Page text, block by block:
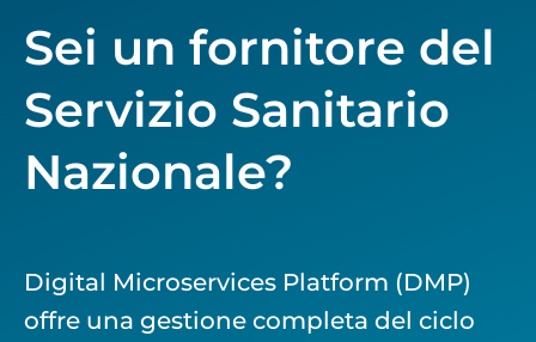
Sei un fornitore del
Servizio Sanitario
Nazionale?
Digital Microservices Platform (DMP)
offre una gestione completa del ciclo